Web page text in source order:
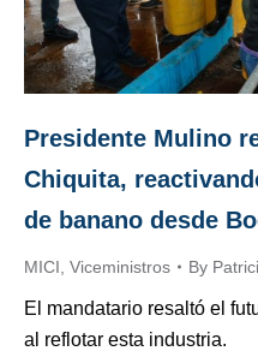
Presidente Mulino
Chiquita,
de banano desde
MICI Viceministros By
El mandatario resaltó el
al reflotar esta industria.